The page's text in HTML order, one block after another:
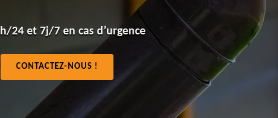
24 et 7j/7 en cas d’urgence
CONTACTEZ-NOUS !